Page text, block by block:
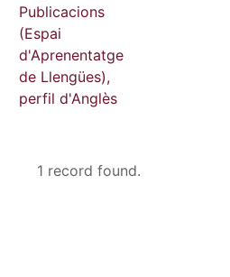
Publicacions
(Espai
d'Aprenentatge
de Llengües),
perfil d'Anglès
1 record found.